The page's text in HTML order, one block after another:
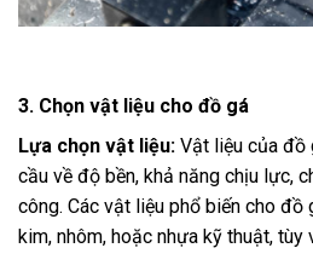
3. Chọn vật liệu cho đồ gá
Lựa chọn vật liệu: Vật liệu của đồ
cầu về độ bền, khả năng chịu lực,
công. Các vật liệu phổ biến cho đồ
kim, nhôm, hoặc nhựa kỹ thuật, tùy